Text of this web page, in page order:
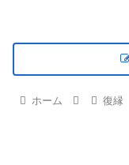
ホーム 復縁